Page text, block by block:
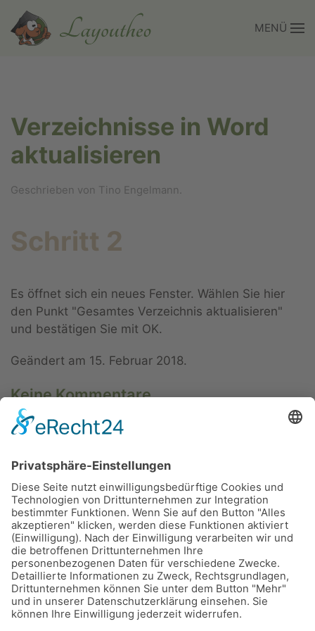
Zum Hauptinhalt springen
MENÜ
Verzeichnisse in Word
aktualisieren
Geschrieben von Tino Engelmann.
Schritt 2
Es öffnet sich ein neues Fenster. Wählen Sie hier
den Punkt "Gesamtes Verzeichnis aktualisieren"
und bestätigen Sie mit OK.
Geändert am 15. Februar 2018.
Keine Kommentare